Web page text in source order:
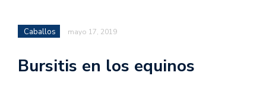
Caballos mayo 17, 2019
Bursitis en los equinos